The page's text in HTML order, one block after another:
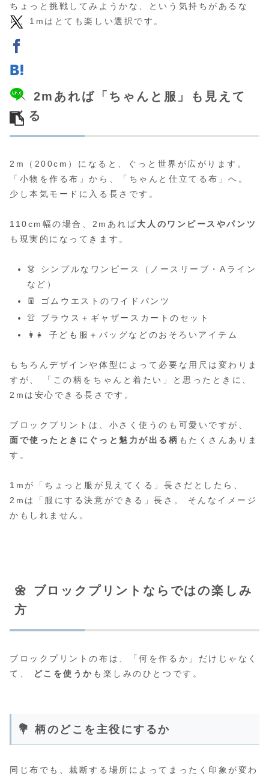
ちょっと挑戦してみようかな、という気持ちがあるな
ら、1mはとても楽しい選択です。
🪡 2mあれば「ちゃんと服」も見えて
くる
2m（200cm）になると、ぐっと世界が広がります。
「小物を作る布」から、「ちゃんと仕立てる布」へ。
少し本気モードに入る長さです。
110cm幅の場合、2mあれば大人のワンピースやパンツ
も現実的になってきます。
👗 シンプルなワンピース（ノースリーブ・Aライン
など）
👖 ゴムウエストのワイドパンツ
👚 ブラウス＋ギャザースカートのセット
👩‍👧 子ども服＋バッグなどのおそろいアイテム
もちろんデザインや体型によって必要な用尺は変わりま
すが、 「この柄をちゃんと着たい」と思ったときに、
2mは安心できる長さです。
ブロックプリントは、小さく使うのも可愛いですが、
面で使ったときにぐっと魅力が出る柄 もたくさんありま
す。
1mが「ちょっと服が見えてくる」長さだとしたら、
2mは「服にする決意ができる」長さ。 そんなイメージ
かもしれません。
🌼 ブロックプリントならではの楽しみ
方
ブロックプリントの布は、「何を作るか」だけじゃなく
て、
どこを使うか も楽しみのひとつです。
💐 柄のどこを主役にするか
同じ布でも、裁断する場所によってまったく印象が変わ